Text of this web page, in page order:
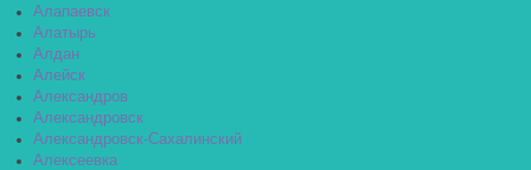
Алапаевск
Алатырь
Алдан
Алейск
Александров
Александровск
Александровск-Сахалинский
Алексеевка